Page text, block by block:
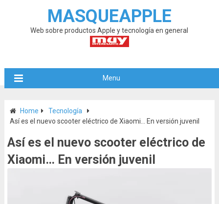
MASQUEAPPLE
Web sobre productos Apple y tecnología en general
Menu
Home
Tecnología
Así es el nuevo scooter eléctrico de Xiaomi… En versión juvenil
Así es el nuevo scooter eléctrico de
Xiaomi… En versión juvenil